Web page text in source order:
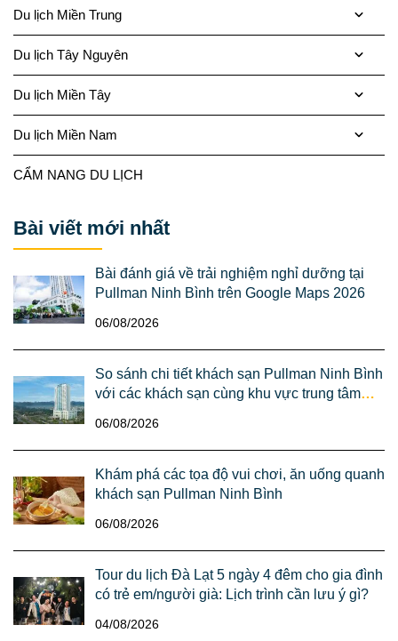
Du lịch Miền Trung
Du lịch Tây Nguyên
Du lịch Miền Tây
Du lịch Miền Nam
CẨM NANG DU LỊCH
Bài viết mới nhất
Bài đánh giá về trải nghiệm nghỉ dưỡng tại
Pullman Ninh Bình trên Google Maps 2026
06/08/2026
So sánh chi tiết khách sạn Pullman Ninh Bình
với các khách sạn cùng khu vực trung tâm
06/08/2026
Khám phá các tọa độ vui chơi, ăn uống quanh
khách sạn Pullman Ninh Bình
06/08/2026
Tour du lịch Đà Lạt 5 ngày 4 đêm cho gia đình
có trẻ em/người già: Lịch trình cần lưu ý gì?
04/08/2026